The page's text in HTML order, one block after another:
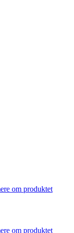
om produktet
om produktet